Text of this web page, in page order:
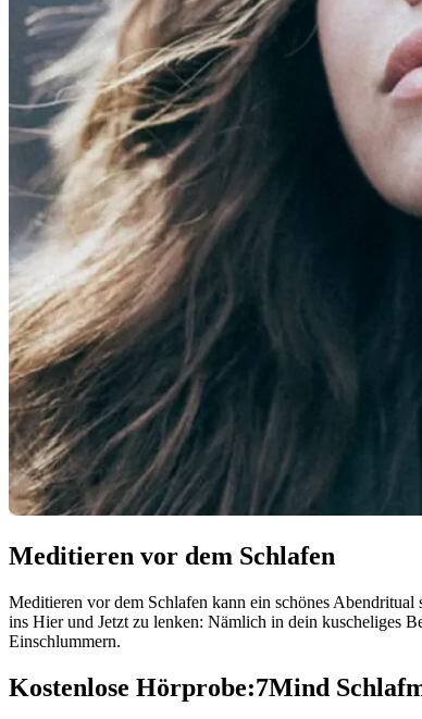
Meditieren vor dem Schlafen
Meditieren vor dem Schlafen kann ein schönes
ins Hier und Jetzt zu lenken: Nämlich in dein kuscheliges
Einschlummern.
Kostenlose Hörprobe:7Mind